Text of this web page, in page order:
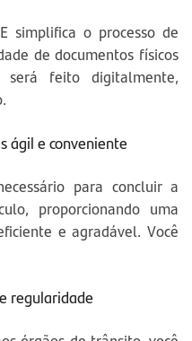
simplifica o processo de
de documentos físicos
feito digitalmente,
ágil e conveniente
para concluir a
proporcionando uma
e agradável. Você
regularidade